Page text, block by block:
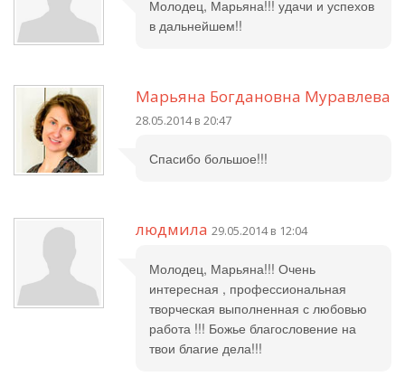
Молодец, Марьяна!!! удачи и успехов
в дальнейшем!!
Марьяна Богдановна Муравлева
28.05.2014 в 20:47
Спасибо большое!!!
людмила 29.05.2014 в 12:04
Молодец, Марьяна!!! Очень
интересная , профессиональная
творческая выполненная с любовью
работа !!! Божье благословение на
твои благие дела!!!